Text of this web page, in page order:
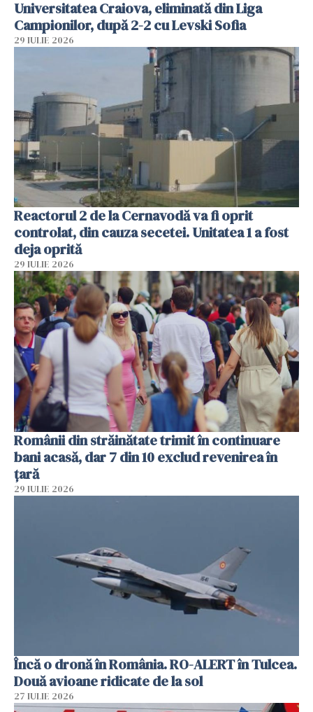
Universitatea Craiova, eliminată din Liga
Campionilor, după 2-2 cu Levski Sofia
29 IULIE 2026
Reactorul 2 de la Cernavodă va fi oprit
controlat, din cauza secetei. Unitatea 1 a fost
deja oprită
29 IULIE 2026
Românii din străinătate trimit în continuare
bani acasă, dar 7 din 10 exclud revenirea în
țară
29 IULIE 2026
Încă o dronă în România. RO-ALERT în Tulcea.
Două avioane ridicate de la sol
27 IULIE 2026